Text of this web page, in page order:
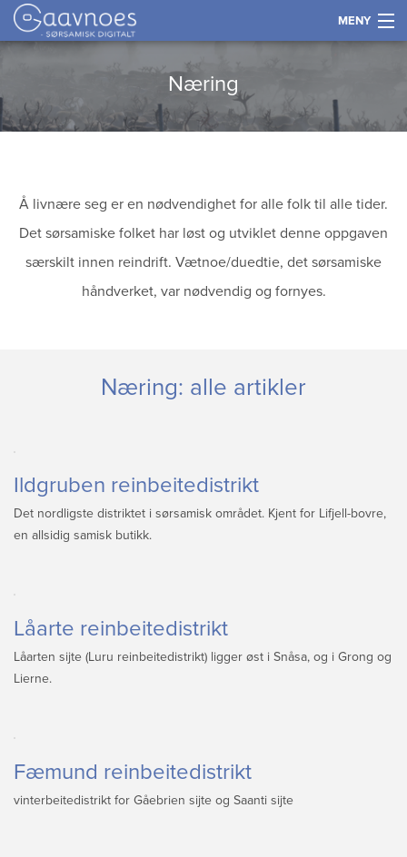
MENY
Historie
Språk
Kultur og samfunn
Kart
innholdet
Næring
Å livnære seg er en nødvendighet for alle folk til alle tider.
Det sørsamiske folket har løst og utviklet denne oppgaven
særskilt innen reindrift. Vætnoe/duedtie, det sørsamiske
håndverket, var nødvendig og fornyes.
Næring: alle artikler
Ildgruben reinbeitedistrikt
Det nordligste distriktet i sørsamisk området. Kjent for Lifjell-bovre,
en allsidig samisk butikk.
Låarte reinbeitedistrikt
Låarten sijte (Luru reinbeitedistrikt) ligger øst i Snåsa, og i Grong og
Lierne.
Fæmund reinbeitedistrikt
vinterbeitedistrikt for Gåebrien sijte og Saanti sijte